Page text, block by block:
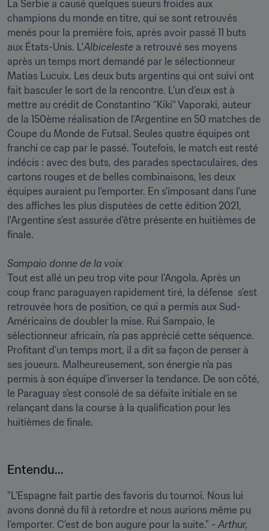
La Serbie a causé quelques sueurs froides aux
champions du monde en titre, qui se sont retrouvés
menés pour la première fois, après avoir passé 11 buts
aux États-Unis. L'Albiceleste a retrouvé ses moyens
après un temps mort demandé par le sélectionneur
Matias Lucuix. Les deux buts argentins qui ont suivi ont
fait basculer le sort de la rencontre. L'un d'eux est à
mettre au crédit de Constantino “Kiki“ Vaporaki, auteur
de la 150ème réalisation de l'Argentine en 50 matches de
Coupe du Monde de Futsal. Seules quatre équipes ont
franchi ce cap par le passé. Toutefois, le match est resté
indécis : avec des buts, des parades spectaculaires, des
cartons rouges et de belles combinaisons, les deux
équipes auraient pu l'emporter. En s'imposant dans l'une
des affiches les plus disputées de cette édition 2021,
l'Argentine s'est assurée d'être présente en huitièmes de
finale.
Sampaio donne de la voix
Tout est allé un peu trop vite pour l'Angola. Après un
coup franc paraguayen rapidement tiré, la défense  s'est
retrouvée hors de position, ce qui a permis aux Sud-
Américains de doubler la mise. Rui Sampaio, le
sélectionneur africain, n'a pas apprécié cette séquence.
Profitant d'un temps mort, il a dit sa façon de penser à
ses joueurs. Malheureusement, son énergie n'a pas
permis à son équipe d'inverser la tendance. De son côté,
le Paraguay s'est consolé de sa défaite initiale en se
relançant dans la course à la qualification pour les
huitièmes de finale.
Entendu...
"L'Espagne fait partie des favoris du tournoi. Nous lui
avons donné du fil à retordre et nous aurions même pu
l'emporter. C'est de bon augure pour la suite." - Arthur,